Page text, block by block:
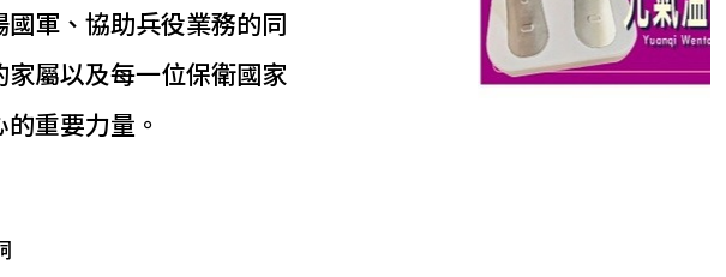
軍、協助兵役業務的同
屬以及每一位保衛國家
重要力量。